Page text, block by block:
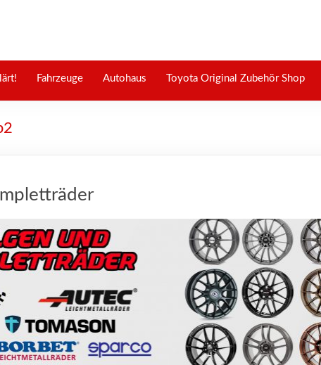
Fahrzeuge Autohaus Toyota Original Zubehör Shop